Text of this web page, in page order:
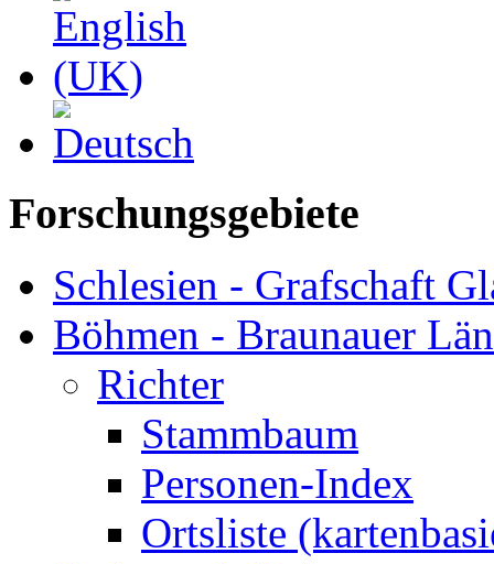
Forschungsgebiete
Schlesien - Grafschaft
Böhmen - Braunauer
Richter
Stammbaum
Personen-Index
Ortsliste